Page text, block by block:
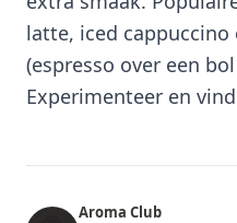
latte, iced cappuccino
(espresso over een
Experimenteer en
Aroma Club